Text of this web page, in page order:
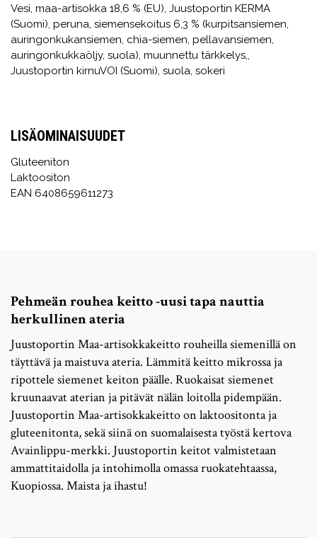
Vesi, maa-artisokka 18,6 % (EU), Juustoportin KERMA
(Suomi), peruna, siemensekoitus 6,3 % (kurpitsansiemen,
auringonkukansiemen, chia-siemen, pellavansiemen,
auringonkukkaöljy, suola), muunnettu tärkkelys,,
Juustoportin kirnuVOI (Suomi), suola, sokeri
LISÄOMINAISUUDET
Gluteeniton
Laktoositon
EAN 6408659611273
Pehmeän rouhea keitto -uusi tapa nauttia
herkullinen ateria
Juustoportin Maa-artisokkakeitto rouheilla siemenillä on
täyttävä ja maistuva ateria. Lämmitä keitto mikrossa ja
ripottele siemenet keiton päälle. Ruokaisat siemenet
kruunaavat aterian ja pitävät nälän loitolla pidempään.
Juustoportin Maa-artisokkakeitto on laktoositonta ja
gluteenitonta, sekä siinä on suomalaisesta työstä kertova
Avainlippu-merkki. Juustoportin keitot valmistetaan
ammattitaidolla ja intohimolla omassa ruokatehtaassa,
Kuopiossa. Maista ja ihastu!